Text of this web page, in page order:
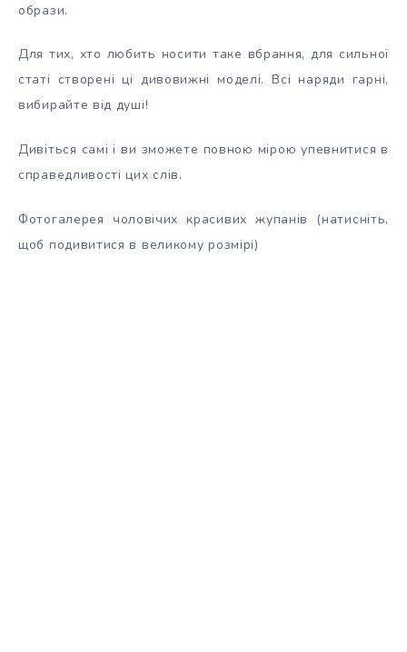
образи.
Для тих, хто любить носити таке вбрання, для сильної
статі створені ці дивовижні моделі. Всі наряди гарні,
вибирайте від душі!
Дивіться самі і ви зможете повною мірою упевнитися в
справедливості цих слів.
Фотогалерея чоловічих красивих жупанів (натисніть,
щоб подивитися в великому розмірі)